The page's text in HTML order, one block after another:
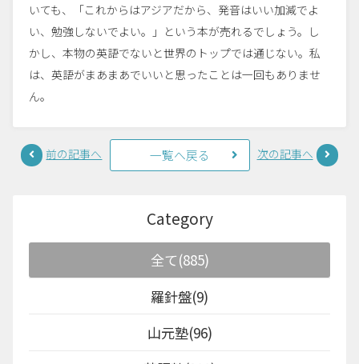
いても、「これからはアジアだから、発音はいい加減でよ
い、勉強しないでよい。」という本が売れるでしょう。し
かし、本物の英語でないと世界のトップでは通じない。私
は、英語がまあまあでいいと思ったことは一回もありませ
ん。
前の記事へ 一覧へ戻る 次の記事へ
Category
全て(885)
羅針盤(9)
山元塾(96)